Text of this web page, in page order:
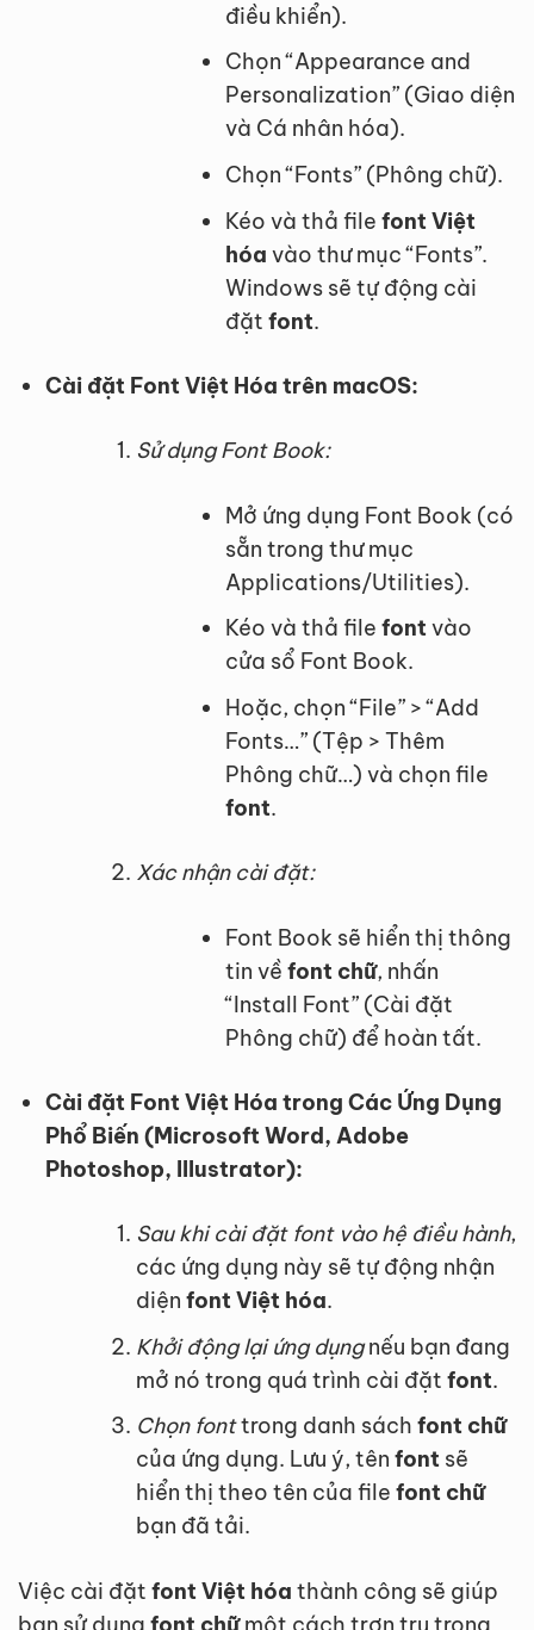
điều khiển).
Chọn “Appearance and
Personalization” (Giao diện
và Cá nhân hóa).
Chọn “Fonts” (Phông chữ).
Kéo và thả filefont Việt
hóa vào thư mục “Fonts”.
Windows sẽ tự động cài
đặtfont.
Cài đặt Font Việt Hóa trên macOS:
Sử dụng Font Book:
Mở ứng dụng Font Book (có
sẵn trong thư mục
Applications/Utilities).
Kéo và thả filefont vào
cửa sổ Font Book.
Hoặc, chọn “File” > “Add
Fonts…” (Tệp > Thêm
Phông chữ…) và chọn file
font.
Xác nhận cài đặt:
Font Book sẽ hiển thị thông
tin vềfont chữ, nhấn
“Install Font” (Cài đặt
Phông chữ) để hoàn tất.
Cài đặt Font Việt Hóa trong Các Ứng Dụng
Phổ Biến (Microsoft Word, Adobe
Photoshop, Illustrator):
Sau khi cài đặt font vào hệ điều hành,
các ứng dụng này sẽ tự động nhận
diện font Việt hóa.
Khởi động lại ứng dụngnếu bạn đang
mở nó trong quá trình cài đặt font.
Chọn fonttrong danh sách font chữ
của ứng dụng. Lưu ý, tên font sẽ
hiển thị theo tên của file font chữ
bạn đã tải.
Việc cài đặt font Việt hóa thành công sẽ giúp
bạn sử dụng font chữmột cách trơn tru trong